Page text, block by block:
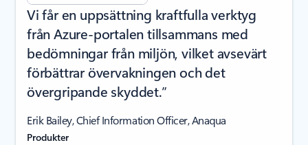
Vi får en uppsättning kraftfulla verktyg
från Azure-portalen tillsammans med
bedömningar från miljön, vilket avsevärt
förbättrar övervakningen och det
övergripande skyddet.”
Erik Bailey, Chief Information Officer, Anaqua
Produkter